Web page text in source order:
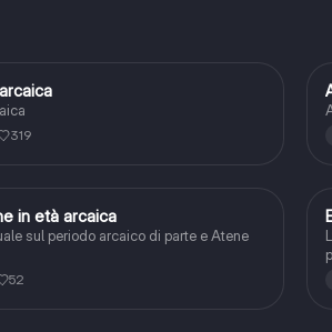
319
Sparta e Atene in età arcaica
sul periodo arcaico di parte e Atene
52